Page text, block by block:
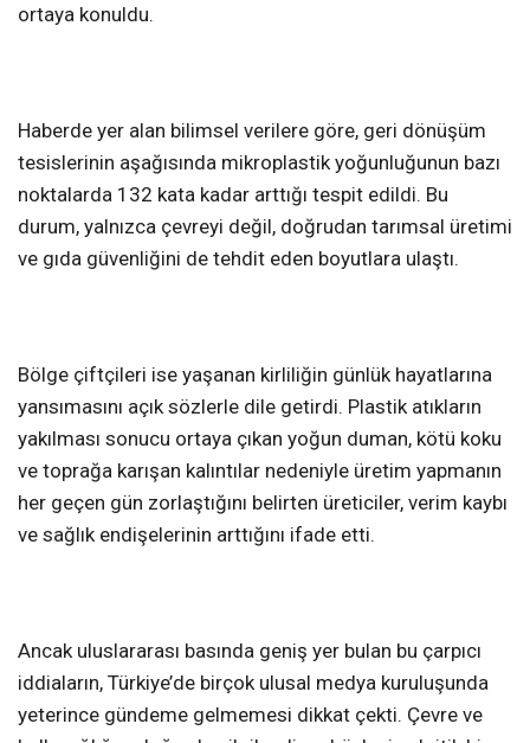
ortaya konuldu.
Haberde yer alan bilimsel verilere göre, geri dönüşüm
tesislerinin aşağısında mikroplastik yoğunluğunun bazı
noktalarda 132 kata kadar arttığı tespit edildi. Bu
durum, yalnızca çevreyi değil, doğrudan tarımsal üretimi
ve gıda güvenliğini de tehdit eden boyutlara ulaştı.
Bölge çiftçileri ise yaşanan kirliliğin günlük hayatlarına
yansımasını açık sözlerle dile getirdi. Plastik atıkların
yakılması sonucu ortaya çıkan yoğun duman, kötü koku
ve toprağa karışan kalıntılar nedeniyle üretim yapmanın
her geçen gün zorlaştığını belirten üreticiler, verim kaybı
ve sağlık endişelerinin arttığını ifade etti.
Ancak uluslararası basında geniş yer bulan bu çarpıcı
iddiaların, Türkiye’de birçok ulusal medya kuruluşunda
yeterince gündeme gelmemesi dikkat çekti. Çevre ve